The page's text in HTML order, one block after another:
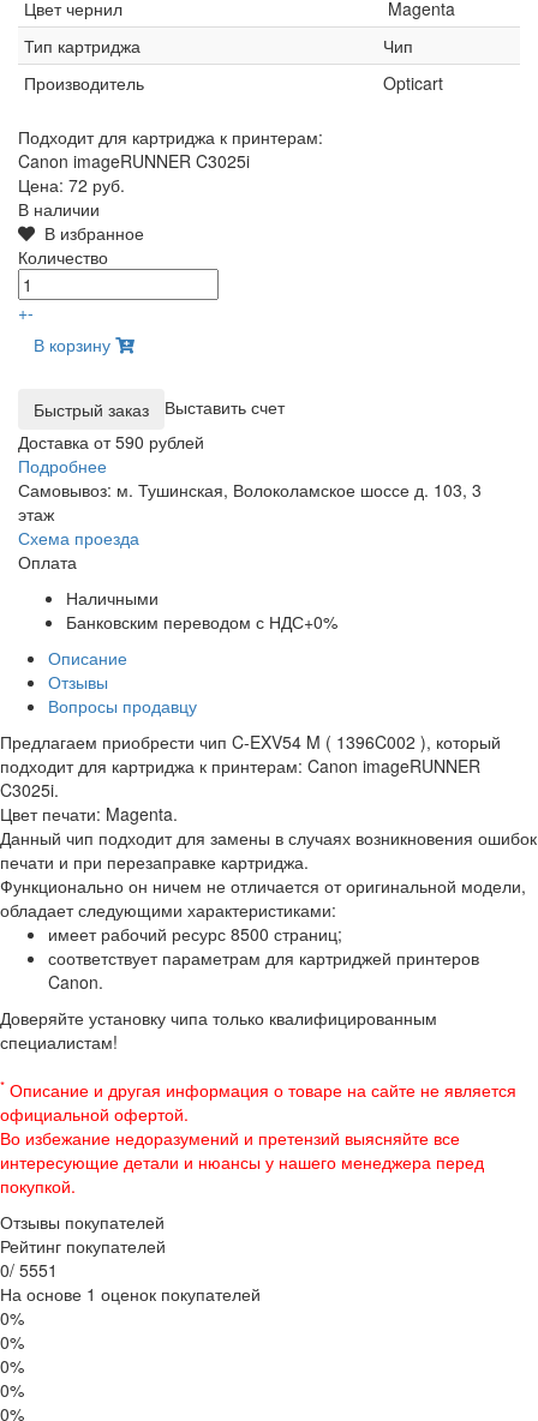
Цвет чернил
Magenta
Тип картриджа
Чип
Производитель
Opticart
Подходит для картриджа к принтерам:
Canon imageRUNNER C3025i
Цена: 72 руб.
В наличии
В избранное
Количество
+-
В корзину
Выставить счет
Доставка от 590 рублей
Подробнее
Самовывоз: м. Тушинская, Волоколамское шоссе д. 103, 3
этаж
Схема проезда
Оплата
Наличными
Банковским переводом с НДС+0%
Описание
Отзывы
Вопросы продавцу
Предлагаем приобрести чип C-EXV54 M ( 1396C002 ), который
подходит для картриджа к принтерам: Canon imageRUNNER
C3025i.
Цвет печати: Magenta.
Данный чип подходит для замены в случаях возникновения ошибок
печати и при перезаправке картриджа.
Функционально он ничем не отличается от оригинальной модели,
обладает следующими характеристиками:
имеет рабочий ресурс 8500 страниц;
соответствует параметрам для картриджей принтеров
Canon.
Доверяйте установку чипа только квалифицированным
специалистам!
* Описание и другая информация о товаре на сайте не является
официальной офертой.
Во избежание недоразумений и претензий выясняйте все
интересующие детали и нюансы у нашего менеджера перед
покупкой.
Отзывы покупателей
Рейтинг покупателей
0/ 5551
На основе 1 оценок покупателей
0%
0%
0%
0%
0%